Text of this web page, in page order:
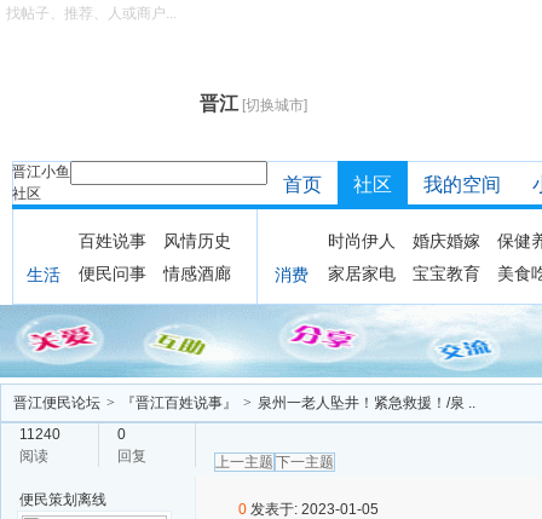
晋江 [切换城市]
晋江小鱼
社区
找帖子、推荐、人或商户...
首页 社区 我的空间
生活
百姓说事
风情历史
便民问事
情感酒廊 消费
时尚伊人 婚庆婚嫁
保健
家居家电
宝宝教育 美食
晋江便民论坛 > 『晋江百姓说事』 > 泉州一老人坠井！紧急救援！/泉 ..
11240
阅读
0
回复
上一主题 下一主题
便民策划 离线
0 发表于: 2023-01-05